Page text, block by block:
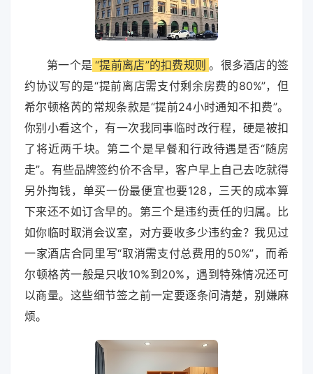
第一个是 “提前离店”的扣费规则 。很多酒店的签
约协议写的是“提前离店需支付剩余房费的80%”，但
希尔顿格芮的常规条款是“提前24小时通知不扣费”。
你别小看这个，有一次我同事临时改行程，硬是被扣
了将近两千块。第二个是早餐和行政待遇是否“随房
走”。有些品牌签约价不含早，客户早上自己去吃就得
另外掏钱，单买一份最便宜也要128，三天的成本算
下来还不如订含早的。第三个是违约责任的归属。比
如你临时取消会议室，对方要收多少违约金？我见过
一家酒店合同里写“取消需支付总费用的50%”，而希
尔顿格芮一般是只收10%到20%，遇到特殊情况还可
以商量。这些细节签之前一定要逐条问清楚，别嫌麻
烦。